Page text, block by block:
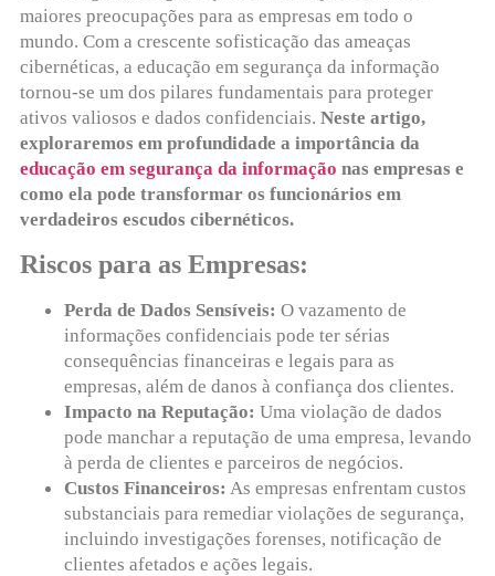
maiores preocupações para as empresas em todo o
mundo. Com a crescente sofisticação das ameaças
cibernéticas, a educação em segurança da informação
tornou-se um dos pilares fundamentais para proteger
ativos valiosos e dados confidenciais. Neste artigo,
exploraremos em profundidade a importância da
educação em segurança da informação nas empresas e
como ela pode transformar os funcionários em
verdadeiros escudos cibernéticos.
Riscos para as Empresas:
Perda de Dados Sensíveis: O vazamento de
informações confidenciais pode ter sérias
consequências financeiras e legais para as
empresas, além de danos à confiança dos clientes.
Impacto na Reputação: Uma violação de dados
pode manchar a reputação de uma empresa, levando
à perda de clientes e parceiros de negócios.
Custos Financeiros: As empresas enfrentam custos
substanciais para remediar violações de segurança,
incluindo investigações forenses, notificação de
clientes afetados e ações legais.